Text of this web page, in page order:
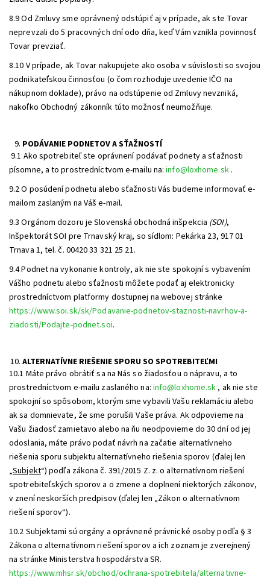
8.9 Od Zmluvy sme oprávnený odstúpiť aj v prípade, ak ste Tovar
neprevzali do 5 pracovných dní odo dňa, keď Vám vznikla povinnosť
Tovar prevziať.
8.10 V prípade, ak Tovar nakupujete ako osoba v súvislosti so svojou
podnikateľskou činnosťou (o čom rozhoduje uvedenie IČO na
nákupnom doklade), právo na odstúpenie od Zmluvy nevzniká,
nakoľko Obchodný zákonník túto možnosť neumožňuje.
PODÁVANIE PODNETOV A SŤAŽNOSTÍ
9.1 Ako spotrebiteľ ste oprávnení podávať podnety a sťažnosti
písomne, a to prostredníctvom e-mailu na:info@loxhome.sk.
9.2 O posúdení podnetu alebo sťažnosti Vás budeme informovať e-
mailom zaslaným na Váš e-mail.
9.3 Orgánom dozoru je Slovenská obchodná inšpekcia (SOI),
Inšpektorát SOI pre Trnavský kraj, so sídlom: Pekárka 23, 917 01
Trnava 1, tel. č. 00420 33 321 25 21.
9.4 Podnet na vykonanie kontroly, ak nie ste spokojní s vybavením
Vášho podnetu alebo sťažnosti môžete podať aj elektronicky
prostredníctvom platformy dostupnej na webovej stránke
https://www.soi.sk/sk/Podavanie-podnetov-staznosti-navrhov-a-
ziadosti/Podajte-podnet.soi.
ALTERNATÍVNE RIEŠENIE SPORU SO SPOTREBITEĽMI
10.1 Máte právo obrátiť sa na Nás so žiadosťou o nápravu, a to
prostredníctvom e-mailu zaslaného na: info@loxhome.sk, ak nie ste
spokojní so spôsobom, ktorým sme vybavili Vašu reklamáciu alebo
ak sa domnievate, že sme porušili Vaše práva. Ak odpovieme na
Vašu žiadosť zamietavo alebo na ňu neodpovieme do 30 dní od jej
odoslania, máte právo podať návrh na začatie alternatívneho
riešenia sporu subjektu alternatívneho riešenia sporov (ďalej len
„Subjekt“) podľa zákona č. 391/2015 Z. z. o alternatívnom riešení
spotrebiteľských sporov a o zmene a doplnení niektorých zákonov,
v znení neskorších predpisov (ďalej len „Zákon o alternatívnom
riešení sporov“).
10.2 Subjektami sú orgány a oprávnené právnické osoby podľa § 3
Zákona o alternatívnom riešení sporov a ich zoznam je zverejnený
na stránke Ministerstva hospodárstva SR.
https://www.mhsr.sk/obchod/ochrana-spotrebitela/alternativne-